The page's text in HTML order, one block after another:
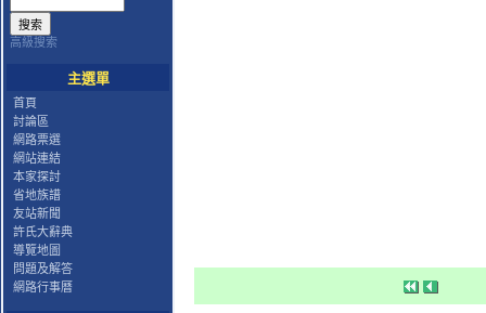
高級搜索
主選單
首頁
討論區
網路票選
網站連結
本家探討
省地族譜
友站新聞
許氏大辭典
導覽地圖
問題及解答
網路行事曆